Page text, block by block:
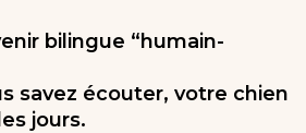
bilingue “humain-
savez écouter, votre chien
jours.